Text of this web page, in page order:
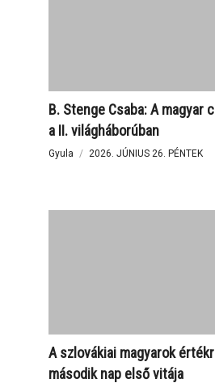
lehetőségei
TOKÁR Géza: A magyar
:
Második blokk:
B. Stenge Csaba: A magyar
a II. világháborúban
Gyula 2026. JÚNIUS 26. PÉNTEK
A szlovákiai magyarok
második nap első vitája